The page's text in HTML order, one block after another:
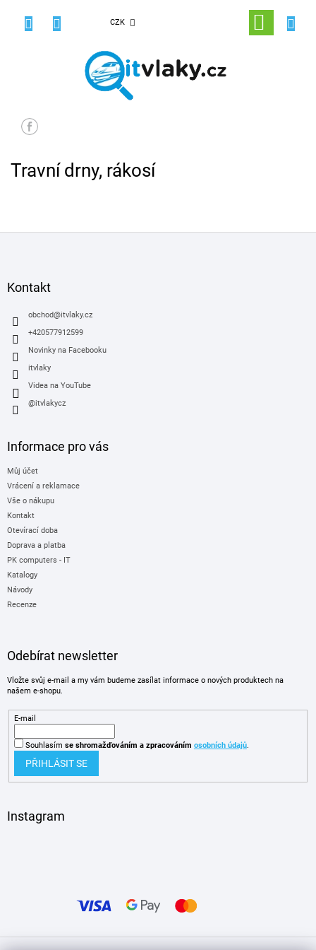
CZK
NÁKUPNÍ
KOŠÍK
Travní drny, rákosí
Kontakt
obchod@itvlaky.cz
+420577912599
Novinky na Facebooku
itvlaky
Videa na YouTube
@itvlakycz
Informace pro vás
Můj účet
Vrácení a reklamace
Vše o nákupu
Kontakt
Otevírací doba
Doprava a platba
PK computers - IT
Katalogy
Návody
Recenze
Odebírat newsletter
Vložte svůj e-mail a my vám budeme zasílat informace o nových produktech na
našem e-shopu.
E-mail
Souhlasím se shromažďováním a zpracováním osobních údajů.
PŘIHLÁSIT SE
Instagram